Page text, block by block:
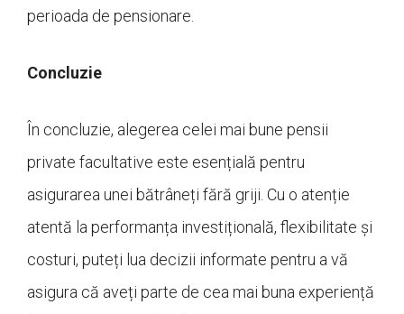
perioada de pensionare.
Concluzie
În concluzie, alegerea celei mai bune pensii
private facultative este esențială pentru
asigurarea unei bătrâneți fără griji. Cu o atenție
atentă la performanța investițională, flexibilitate și
costuri, puteți lua decizii informate pentru a vă
asigura că aveți parte de cea mai buna experiență